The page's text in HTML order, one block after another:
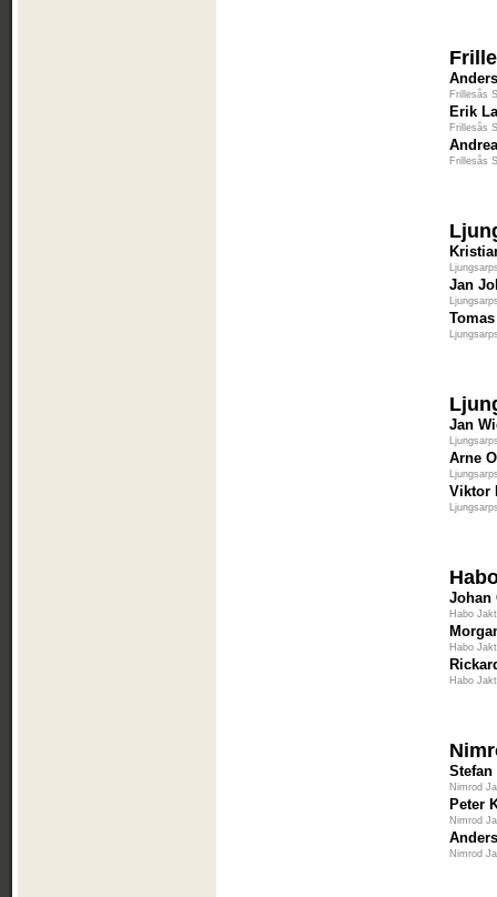
Frillesås
Erik
Frillesås
Frillesås
Jan
Jan
Arne
Viktor
Johan
Habo
Habo
Habo
Stefan
Nimrod
Peter
Nimrod
Nimrod